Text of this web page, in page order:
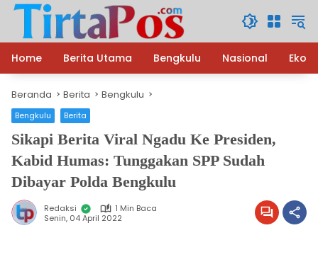
Langsung
konten
Home
Berita Utama Bengkulu Nasional
Beranda Berita Bengkulu
Bengkulu Berita
Sikapi Berita Viral Ngadu Ke Presiden,
Kabid Humas: Tunggakan SPP Sudah
Dibayar Polda Bengkulu
Redaksi
1 Min Baca
Senin, 04 April 2022